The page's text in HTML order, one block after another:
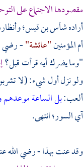
مقصودها الاجتماع على
أرادهشأس بن قيس؛
أم المؤمنين"عائشة"- رضي
"وما يضرك أيه قرأت قبل؟
ولو نزل أول شيء: (لا
ألعب:بل الساعة موعدهم
آي السور؛ انتهى.
وقد عنت بهذا - رضي الله